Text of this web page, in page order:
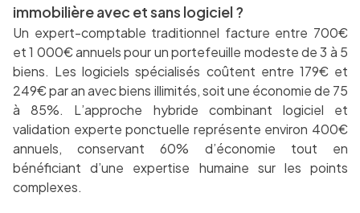
immobilière avec et sans logiciel ?
Un expert-comptable traditionnel facture entre 700€
et 1 000€ annuels pour un portefeuille modeste de 3 à 5
biens. Les logiciels spécialisés coûtent entre 179€ et
249€ par an avec biens illimités, soit une économie de 75
à 85%. L’approche hybride combinant logiciel et
validation experte ponctuelle représente environ 400€
annuels, conservant 60% d’économie tout en
bénéficiant d’une expertise humaine sur les points
complexes.